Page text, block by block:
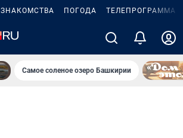
ЗНАКОМСТВА ПОГОДА ТЕЛЕПРОГРАММА
Самое соленое озеро Башкирии